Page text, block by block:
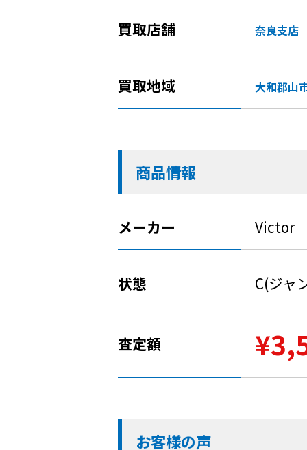
買取店舗 奈良支店
買取地域 大和郡山
商品情報
メーカー Victor
状態 C(ジャ
査定額
お客様の声